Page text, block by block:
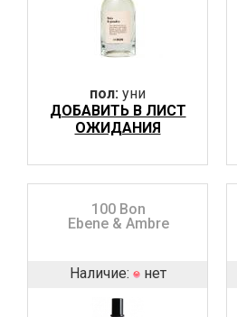
пол: уни
ДОБАВИТЬ В ЛИСТ
ОЖИДАНИЯ
100 Bon
Ebene & Ambre
Наличие: нет